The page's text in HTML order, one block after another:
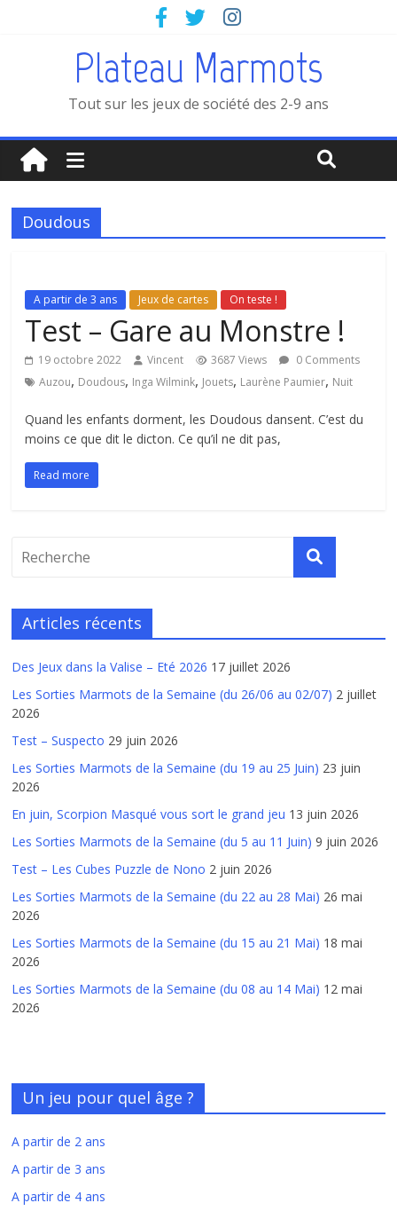
Plateau Marmots
Tout sur les jeux de société des 2-9 ans
Doudous
A partir de 3 ans Jeux de cartes On teste !
Test – Gare au Monstre !
19 octobre 2022 Vincent 3687 Views
0 Comments
Auzou, Doudous, Inga Wilmink, Jouets, Laurène Paumier, Nuit
Quand les enfants dorment, les Doudous dansent. C’est du
moins ce que dit le dicton. Ce qu’il ne dit pas,
Read more
Articles récents
Des Jeux dans la Valise – Eté 2026 17 juillet 2026
Les Sorties Marmots de la Semaine (du 26/06 au 02/07) 2 juillet
2026
Test – Suspecto 29 juin 2026
Les Sorties Marmots de la Semaine (du 19 au 25 Juin) 23 juin
2026
En juin, Scorpion Masqué vous sort le grand jeu 13 juin 2026
Les Sorties Marmots de la Semaine (du 5 au 11 Juin) 9 juin 2026
Test – Les Cubes Puzzle de Nono 2 juin 2026
Les Sorties Marmots de la Semaine (du 22 au 28 Mai) 26 mai
2026
Les Sorties Marmots de la Semaine (du 15 au 21 Mai) 18 mai
2026
Les Sorties Marmots de la Semaine (du 08 au 14 Mai) 12 mai
2026
Un jeu pour quel âge ?
A partir de 2 ans
A partir de 3 ans
A partir de 4 ans